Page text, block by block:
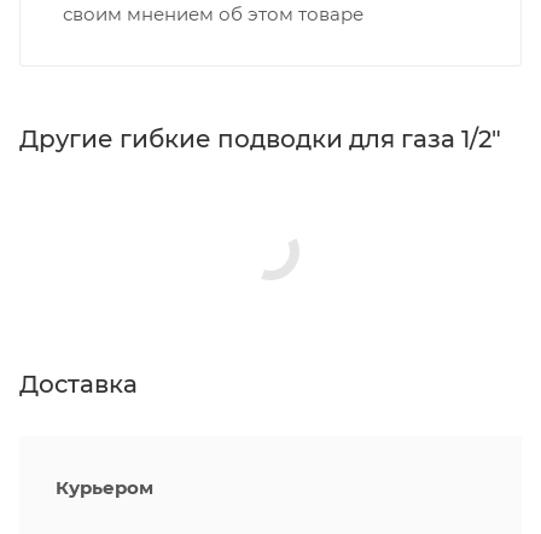
своим мнением об этом товаре
Другие гибкие подводки для газа 1/2"
Доставка
Курьером